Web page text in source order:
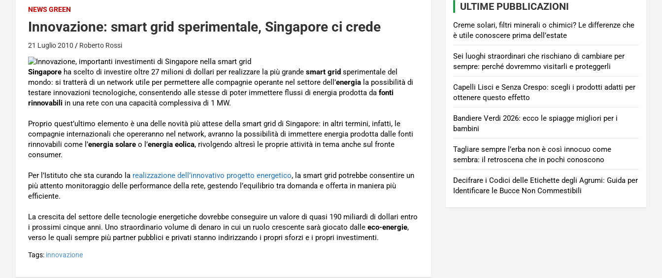
NEWS GREEN
Innovazione: smart grid sperimentale, Singapore ci crede
21 Luglio 2010 Roberto Rossi
Singapore ha scelto di investire oltre 27 milioni di dollari per realizzare la più grande smart grid sperimentale del
mondo: si tratterà di un network utile per permettere alle compagnie operante nel settore dell’energia la possibilità di
testare innovazioni tecnologiche, consentendo alle stesse di poter immettere flussi di energia prodotta da fonti
rinnovabili in una rete con una capacità complessiva di 1 MW.
Proprio quest’ultimo elemento è una delle novità più attese della smart grid di Singapore: in altri termini, infatti, le
compagnie internazionali che opereranno nel network, avranno la possibilità di immettere energia prodotta dalle fonti
rinnovabili come l’energia solare o l’energia eolica, rivolgendo altresì le proprie attività in tema anche sul fronte
consumer.
Per l’Istituto che sta curando la realizzazione dell’innovativo progetto energetico, la smart grid potrebbe consentire un
più attento monitoraggio delle performance della rete, gestendo l’equilibrio tra domanda e offerta in maniera più
efficiente.
La crescita del settore delle tecnologie energetiche dovrebbe conseguire un valore di quasi 190 miliardi di dollari entro
i prossimi cinque anni. Uno straordinario volume di denaro in cui un ruolo crescente sarà giocato dalle eco-energie,
verso le quali sempre più partner pubblici e privati stanno indirizzando i propri sforzi e i propri investimenti.
Tags: innovazione
ULTIME PUBBLICAZIONI
Creme solari, filtri minerali o chimici? Le differenze che
è utile conoscere prima dell’estate
Sei luoghi straordinari che rischiano di cambiare per
sempre: perché dovremmo visitarli e proteggerli
Capelli Lisci e Senza Crespo: scegli i prodotti adatti per
ottenere questo effetto
Bandiere Verdi 2026: ecco le spiagge migliori per i
bambini
Tagliare sempre l’erba non è così innocuo come
sembra: il retroscena che in pochi conoscono
Decifrare i Codici delle Etichette degli Agrumi: Guida per
Identificare le Bucce Non Commestibili